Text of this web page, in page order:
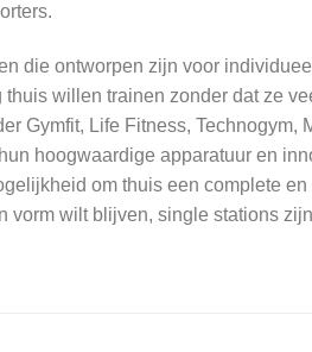
die ontworpen zijn voor
willen trainen zonder dat ze
Gymfit, Life Fitness, Technogym,
hoogwaardige apparatuur en
om thuis een complete en
vorm wilt blijven, single stations